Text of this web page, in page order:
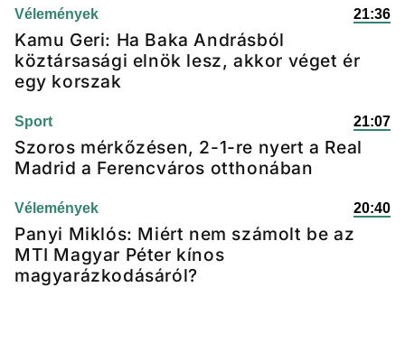
Vélemények 21:36
Kamu Geri: Ha Baka Andrásból
köztársasági elnök lesz, akkor véget ér
egy korszak
Sport 21:07
Szoros mérkőzésen, 2-1-re nyert a Real
Madrid a Ferencváros otthonában
Vélemények 20:40
Panyi Miklós: Miért nem számolt be az
MTI Magyar Péter kínos
magyarázkodásáról?